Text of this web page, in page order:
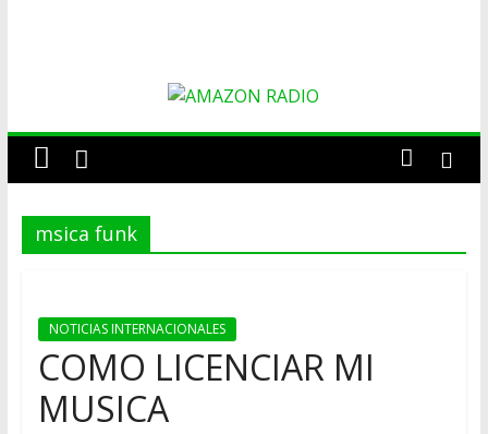
AMAZON
RADIO
ESTACIÓN
FUTURO
msica funk
NOTICIAS INTERNACIONALES
COMO LICENCIAR MI
MUSICA